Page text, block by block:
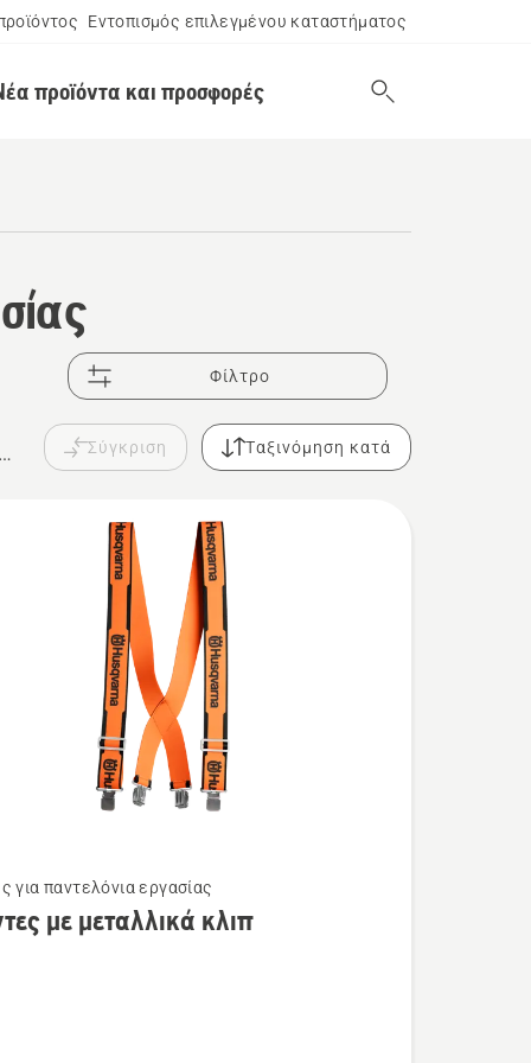
Εντοπισμός επιλεγμένου καταστήματος
προϊόντα και προσφορές
Φίλτρο
Σύγκριση Ταξινόμηση κατά
για παντελόνια εργασίας
με μεταλλικά κλιπ